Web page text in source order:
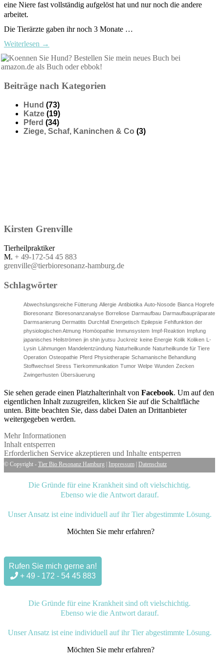
eine Niere fast vollständig aufgelöst hat und nur noch die andere
arbeitet.
Die Tierärzte gaben ihr noch 3 Monate …
Weiterlesen →
Beiträge nach Kategorien
Hund (73)
Katze (19)
Pferd (34)
Ziege, Schaf, Kaninchen & Co (3)
Kirsten Grenville
Tierheilpraktiker
M. + 49-172-54 45 883
grenville@tierbioresonanz-hamburg.de
Schlagwörter
Abwechslungsreiche Fütterung Allergie Antibiotika Auto-Nosode Bianca Hogrefe
Bioresonanz Bioresonanzanalyse Borreliose Darmaufbau Darmaufbaupräparate
Darmsanierung Dermatitis Durchfall Energetisch Epilepsie Fehlfunktion der
physiologischen Atmung Homöopathie Immunsystem Impf-Reaktion Impfung
japanisches Heilströmen jin shin jyutsu Juckreiz keine Energie Kolik Koliken
L-
Lysin
Lähmungen Mandelentzündung Naturheilkunde Naturheilkunde für Tiere
Operation Osteopathie Pferd Physiotherapie Schamanische Behandlung
Stoffwechsel Stress Tierkommunikation Tumor Welpe Wunden Zecken
Zwingerhusten Übersäuerung
Sie sehen gerade einen Platzhalterinhalt von Facebook. Um auf den
eigentlichen Inhalt zuzugreifen, klicken Sie auf die Schaltfläche
unten. Bitte beachten Sie, dass dabei Daten an Drittanbieter
weitergegeben werden.
Mehr Informationen
Inhalt entsperren
Erforderlichen Service akzeptieren und Inhalte entsperren
© Copyright - Tier Bio Resonanz Hamburg Impressum Datenschutz
Die Gründe für eine Krankheit sind oft vielschichtig.
Ebenso wie die Antwort darauf.
Unser Ansatz ist eine individuell auf ihr Tier abgestimmte Lösung.
Möchten Sie mehr erfahren?
Rufen Sie mich gerne an!
+ 49 - 172 - 54 45 883
Die Gründe für eine Krankheit sind oft vielschichtig.
Ebenso wie die Antwort darauf.
Unser Ansatz ist eine individuell auf ihr Tier abgestimmte Lösung.
Möchten Sie mehr erfahren?